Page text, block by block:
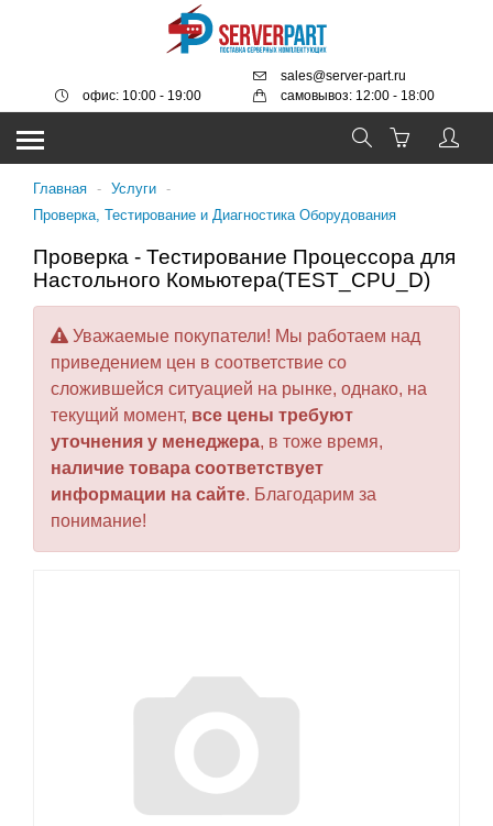
sales@server-part.ru
самовывоз: 12:00 - 18:00
офис: 10:00 - 19:00
Главная - Услуги -
Проверка, Тестирование и Диагностика Оборудования
Проверка - Тестирование Процессора для
Настольного Комьютера(TEST_CPU_D)
Уважаемые покупатели! Мы работаем над
приведением цен в соответствие со
сложившейся ситуацией на рынке, однако, на
текущий момент, все цены требуют
уточнения у менеджера, в тоже время,
наличие товара соответствует
информации на сайте. Благодарим за
понимание!